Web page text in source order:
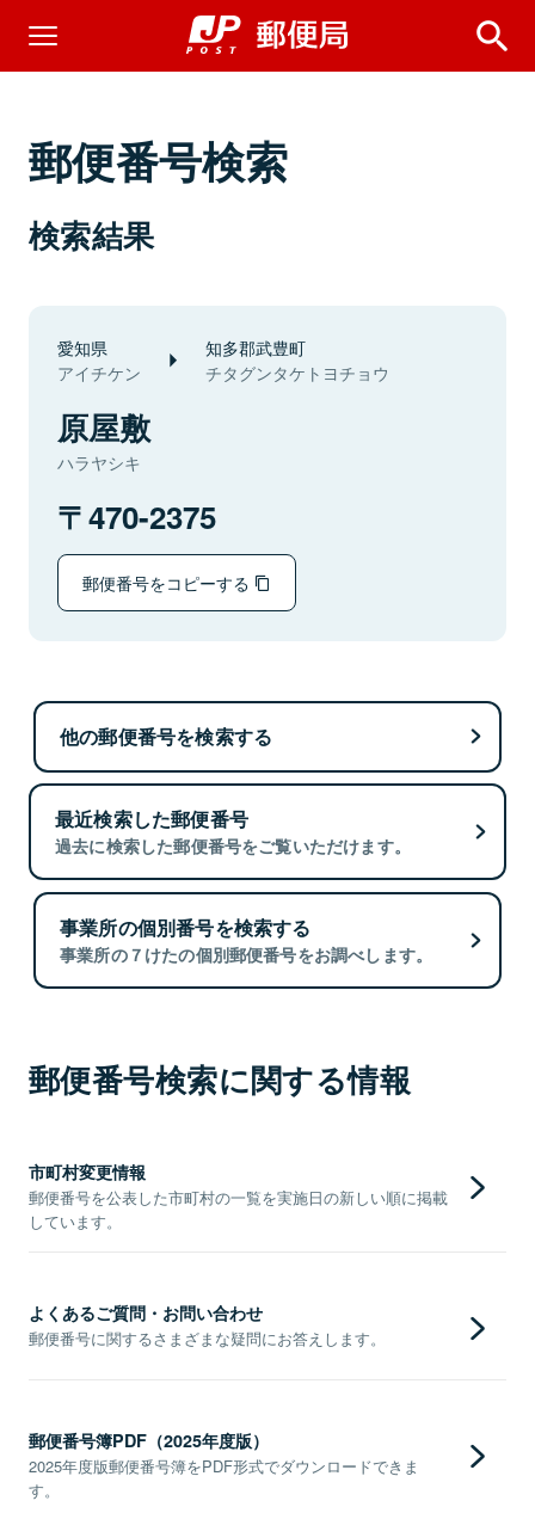
郵便番号検索
検索結果
愛知県
アイチケン
知多郡武豊町
チタグンタケトヨチョウ
原屋敷
ハラヤシキ
470-2375
郵便番号をコピーする
他の郵便番号を検索する
最近検索した郵便番号
過去に検索した郵便番号をご覧いただけます。
事業所の個別番号を検索する
事業所の７けたの個別郵便番号をお調べします。
郵便番号検索に関する情報
市町村変更情報
郵便番号を公表した市町村の一覧を実施日の新しい順に掲載
しています。
よくあるご質問・お問い合わせ
郵便番号に関するさまざまな疑問にお答えします。
郵便番号簿PDF（2025年度版）
2025年度版郵便番号簿をPDF形式でダウンロードできま
す。